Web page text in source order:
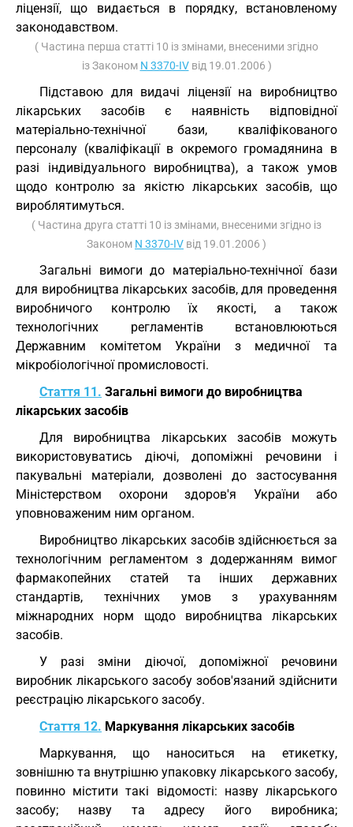
ліцензії, що видається в порядку, встановленому
законодавством.
( Частина перша статті 10 із змінами, внесеними згідно
із Законом N 3370-IVвід 19.01.2006 )
Підставою для видачі ліцензії на виробництво
лікарських засобів є наявність відповідної
матеріально-технічної бази, кваліфікованого
персоналу (кваліфікації в окремого громадянина в
разі індивідуального виробництва), а також умов
щодо контролю за якістю лікарських засобів, що
вироблятимуться.
( Частина друга статті 10 із змінами, внесеними згідно із
Законом N 3370-IV від 19.01.2006 )
Загальні вимоги до матеріально-технічної бази
для виробництва лікарських засобів, для проведення
виробничого контролю їх якості, а також
технологічних регламентів встановлюються
Державним комітетом України з медичної та
мікробіологічної промисловості.
Стаття 11. Загальні вимоги до виробництва
лікарських засобів
Для виробництва лікарських засобів можуть
використовуватись діючі, допоміжні речовини і
пакувальні матеріали, дозволені до застосування
Міністерством охорони здоров'я України або
уповноваженим ним органом.
Виробництво лікарських засобів здійснюється за
технологічним регламентом з додержанням вимог
фармакопейних статей та інших державних
стандартів, технічних умов з урахуванням
міжнародних норм щодо виробництва лікарських
засобів.
У разі зміни діючої, допоміжної речовини
виробник лікарського засобу зобов'язаний здійснити
реєстрацію лікарського засобу.
Стаття 12. Маркування лікарських засобів
Маркування, що наноситься на етикетку,
зовнішню та внутрішню упаковку лікарського засобу,
повинно містити такі відомості: назву лікарського
засобу; назву та адресу його виробника;